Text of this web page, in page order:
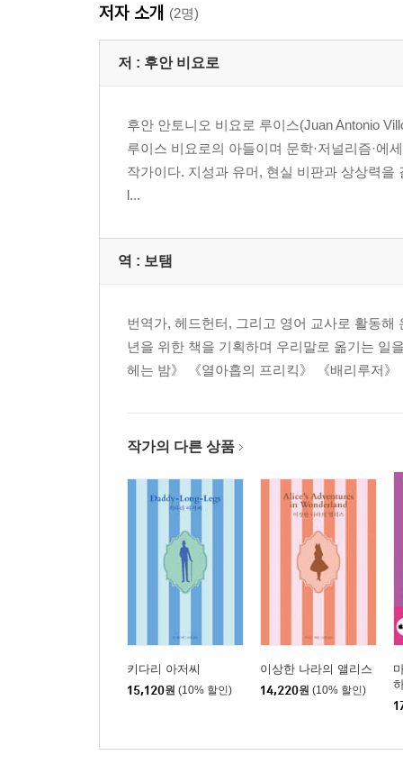
시간을 담은 과자들 259
소음 없는 모터들 284
지그재그 방사선 301
끝나면 시작되는 것 347
저자 소개 (2명)
저 : 후안 비요로
후안 안토니오 비요로 루이스(Juan Antonio
루이스 비요로의 아들이며 문학·저널리즘·에
작가이다. 지성과 유머, 현실 비판과 상상력
l...
역 : 보탬
번역가, 헤드헌터, 그리고 영어 교사로 활동
년을 위한 책을 기획하며 우리말로 옮기는 일
헤는 밤》 《열아홉의 프리킥》 《배리루저
작가의 다른 상품
키다리 아저씨
15,120원 (10% 할인)
이상한 나라의 앨리스
14,220원 (10% 할인)